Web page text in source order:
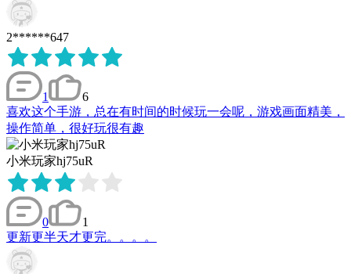
2******647
1
6
喜欢这个手游，总在有时间的时候玩一会呢，游戏画面精美，
操作简单，很好玩很有趣
小米玩家hj75uR
0
1
更新更半天才更完。。。。